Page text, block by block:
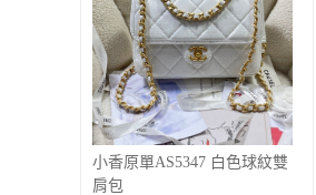
小香原單AS5347 白色球紋雙
肩包